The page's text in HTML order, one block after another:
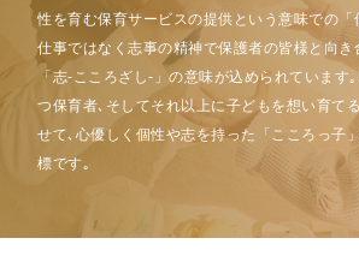
性を育む保育サービスの提供という意味での「
仕事ではなく志事の精神で保護者の皆様と向
「志-こころざし-」の意味が込められています
つ保育者､そしてそれ以上に子どもを想い育て
せて､心優しく個性や志を持った「こころっ子
標です｡